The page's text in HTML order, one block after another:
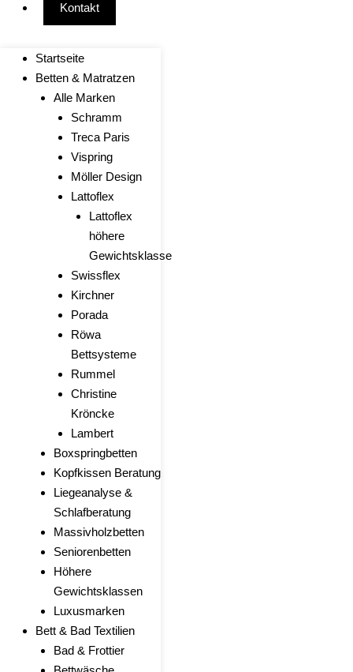
Kontakt
Startseite
Betten & Matratzen
Alle Marken
Schramm
Treca Paris
Vispring
Möller Design
Lattoflex
Lattoflex
höhere
Gewichtsklasse
Swissflex
Kirchner
Porada
Röwa
Bettsysteme
Rummel
Christine
Kröncke
Lambert
Boxspringbetten
Kopfkissen Beratung
Liegeanalyse &
Schlafberatung
Massivholzbetten
Seniorenbetten
Höhere
Gewichtsklassen
Luxusmarken
Bett & Bad Textilien
Bad & Frottier